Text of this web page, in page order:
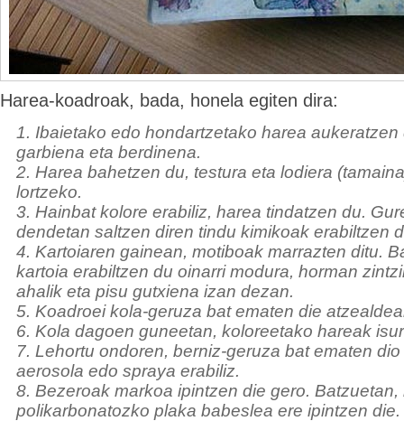
Harea-koadroak, bada, honela egiten dira:
1. Ibaietako edo hondartzetako harea aukeratzen
garbiena eta berdinena.
2. Harea bahetzen du, testura eta lodiera
lortzeko.
3. Hainbat kolore erabiliz, harea tindatzen du.
dendetan saltzen diren tindu kimikoak erabiltzen
4. Kartoiaren gainean, motiboak marrazten ditu.
kartoia erabiltzen du oinarri modura, horman
ahalik eta pisu gutxiena izan dezan.
5. Koadroei kola-geruza bat ematen die
6. Kola dagoen guneetan, koloreetako hareak
7. Lehortu ondoren, berniz-geruza bat ematen
aerosola edo spraya erabiliz.
8. Bezeroak markoa ipintzen die gero. Batzuetan,
polikarbonatozko plaka babeslea ere ipintzen die.